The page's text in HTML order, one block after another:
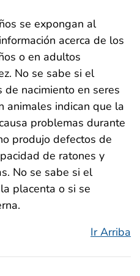
se expongan al
acerca de los
o en adultos
No se sabe si el
de nacimiento en seres
animales indican que la
problemas durante
produjo defectos de
de ratones y
No se sabe si el
placenta o si se
Ir Arriba